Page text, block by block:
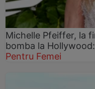
Michelle Pfeiffer, la
bomba la
Pentru Femei